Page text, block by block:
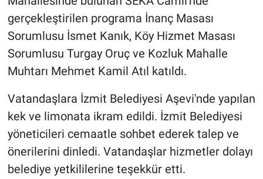
gerçekleştirilen programa İnanç Masası
Sorumlusu İsmet Kanık, Köy Hizmet Masası
Sorumlusu Turgay Oruç ve Kozluk Mahalle
Muhtarı Mehmet Kamil Atıl katıldı.
Vatandaşlara İzmit Belediyesi Aşevi'nde yapılan
kek ve limonata ikram edildi. İzmit Belediyesi
yöneticileri cemaatle sohbet ederek talep ve
önerilerini dinledi. Vatandaşlar hizmetler dolayı
belediye yetkililerine teşekkür etti.